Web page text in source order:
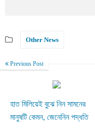
Other News
Previous Post
হাত মিলিয়েই বুঝে নিন সামনের
মানুষটি কেমন, জেনেনিন পদ্ধতি